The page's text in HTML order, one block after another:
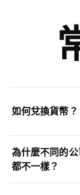
如何兌換貨幣？
為什麼不同的
都不一樣？